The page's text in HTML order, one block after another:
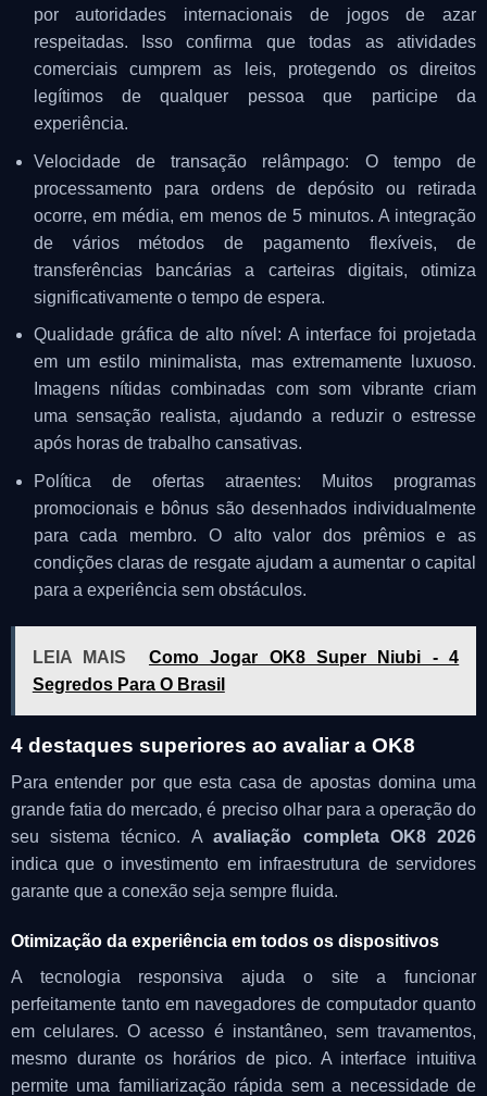
por autoridades internacionais de jogos de azar
respeitadas. Isso confirma que todas as atividades
comerciais cumprem as leis, protegendo os direitos
legítimos de qualquer pessoa que participe da
experiência.
Velocidade de transação relâmpago: O tempo de
processamento para ordens de depósito ou retirada
ocorre, em média, em menos de 5 minutos. A integração
de vários métodos de pagamento flexíveis, de
transferências bancárias a carteiras digitais, otimiza
significativamente o tempo de espera.
Qualidade gráfica de alto nível: A interface foi projetada
em um estilo minimalista, mas extremamente luxuoso.
Imagens nítidas combinadas com som vibrante criam
uma sensação realista, ajudando a reduzir o estresse
após horas de trabalho cansativas.
Política de ofertas atraentes: Muitos programas
promocionais e bônus são desenhados individualmente
para cada membro. O alto valor dos prêmios e as
condições claras de resgate ajudam a aumentar o capital
para a experiência sem obstáculos.
LEIA MAIS
Como Jogar OK8 Super Niubi - 4
Segredos Para O Brasil
4 destaques superiores ao avaliar a OK8
Para entender por que esta casa de apostas domina uma
grande fatia do mercado, é preciso olhar para a operação do
seu sistema técnico. Aavaliação completa OK8 2026
indica que o investimento em infraestrutura de servidores
garante que a conexão seja sempre fluida.
Otimização da experiência em todos os dispositivos
A tecnologia responsiva ajuda o site a funcionar
perfeitamente tanto em navegadores de computador quanto
em celulares. O acesso é instantâneo, sem travamentos,
mesmo durante os horários de pico. A interface intuitiva
permite uma familiarização rápida sem a necessidade de